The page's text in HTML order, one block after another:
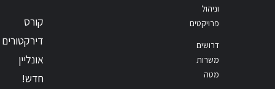
וניהול
פרויקטים
דרושים
משרות
מטה
קורס
דירקטורים
אונליין
חדש!